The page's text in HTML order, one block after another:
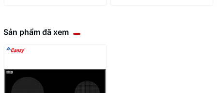
Sản phẩm đã xem